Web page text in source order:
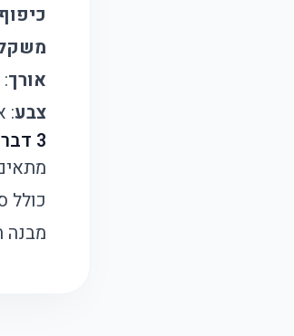
אורך: 270 מ"מ
צבע:
3 דברים שלא ידעתם על כלי הכיפוף הזה:
כולל
מבנה